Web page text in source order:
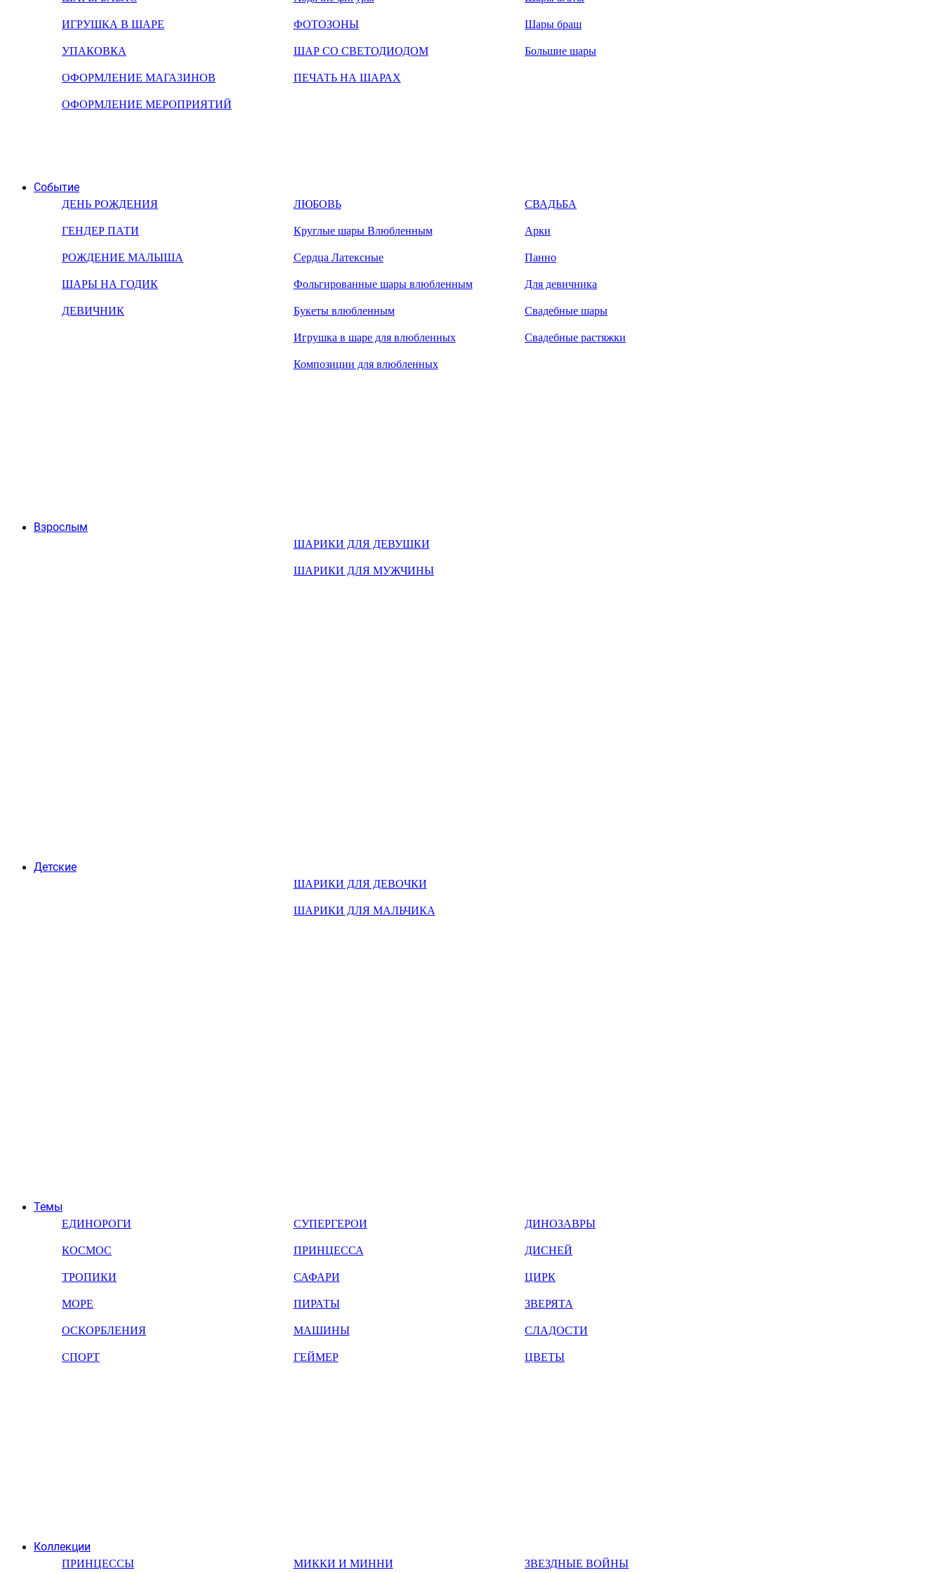
ИГРУШКА В ШАРЕ
УПАКОВКА
ОФОРМЛЕНИЕ МАГАЗИНОВ
ОФОРМЛЕНИЕ МЕРОПРИЯТИЙ
ФОТОЗОНЫ
ШАР СО СВЕТОДИОДОМ
ПЕЧАТЬ НА ШАРАХ
Шары браш
Большие шары
Событие
ДЕНЬ РОЖДЕНИЯ
ГЕНДЕР ПАТИ
РОЖДЕНИЕ МАЛЫША
ШАРЫ НА ГОДИК
ДЕВИЧНИК
ЛЮБОВЬ
Круглые шары Влюбленным
Сердца Латексные
Фольгированные шары влюбленным
Букеты влюбленным
Игрушка в шаре для влюбленных
Композиции для влюбленных
СВАДЬБА
Арки
Панно
Для девичника
Свадебные шары
Свадебные растяжки
Взрослым
ШАРИКИ ДЛЯ ДЕВУШКИ
ШАРИКИ ДЛЯ МУЖЧИНЫ
Детские
ШАРИКИ ДЛЯ ДЕВОЧКИ
ШАРИКИ ДЛЯ МАЛЬЧИКА
Темы
ЕДИНОРОГИ
КОСМОС
ТРОПИКИ
МОРЕ
ОСКОРБЛЕНИЯ
СПОРТ
СУПЕРГЕРОИ
ПРИНЦЕССА
САФАРИ
ПИРАТЫ
МАШИНЫ
ГЕЙМЕР
ДИНОЗАВРЫ
ДИСНЕЙ
ЦИРК
ЗВЕРЯТА
СЛАДОСТИ
ЦВЕТЫ
Коллекции
ПРИНЦЕССЫ МИККИ И МИННИ ЗВЕЗДНЫЕ ВОЙНЫ